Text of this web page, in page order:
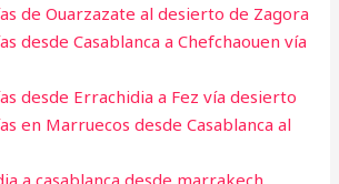
de Ouarzazate al desierto de Zagora
desde Casablanca a Chefchaouen vía
desde Errachidia a Fez vía desierto
en Marruecos desde Casablanca al
a casablanca desde marrakech